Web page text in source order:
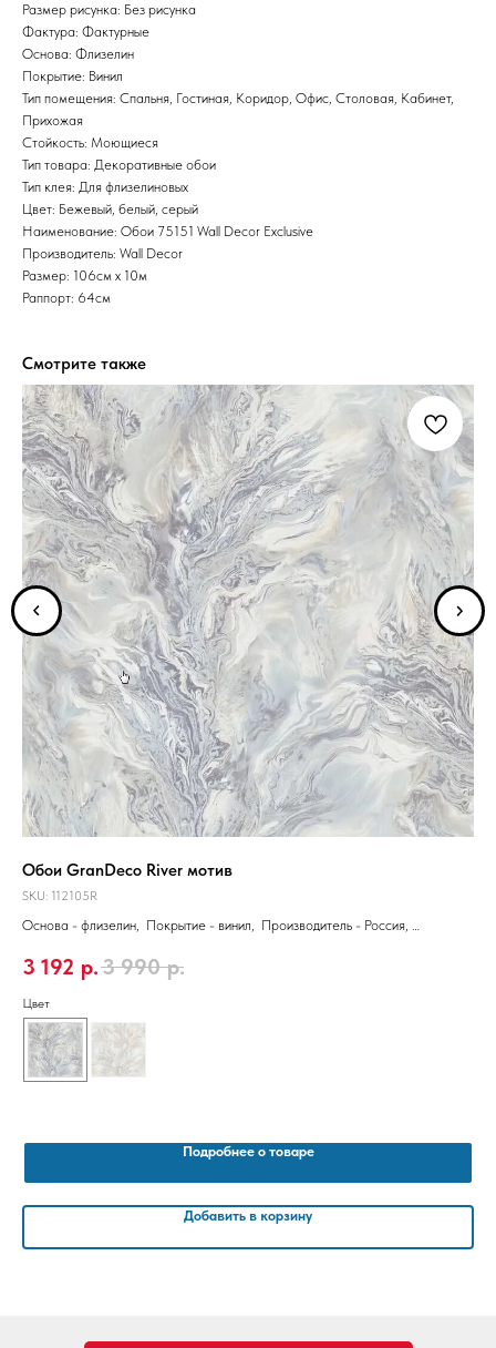
Размер рисунка: Без рисунка
Фактура: Фактурные
Основа: Флизелин
Покрытие: Винил
Тип помещения: Спальня, Гостиная, Коридор, Офис, Столовая, Кабинет,
Прихожая
Стойкость: Моющиеся
Тип товара: Декоративные обои
Тип клея: Для флизелиновых
Цвет: Бежевый, белый, серый
Наименование: Обои 75151 Wall Decor Exclusive
Производитель: Wall Decor
Размер: 106см х 10м
Раппорт: 64см
Смотрите также
Обои GranDeco River мотив
SKU: 112105R
Основа - флизелин, Покрытие - винил, Производитель - Россия,
3 192 р.3 990 р.
Цвет
Подробнее о товаре
Добавить в корзину